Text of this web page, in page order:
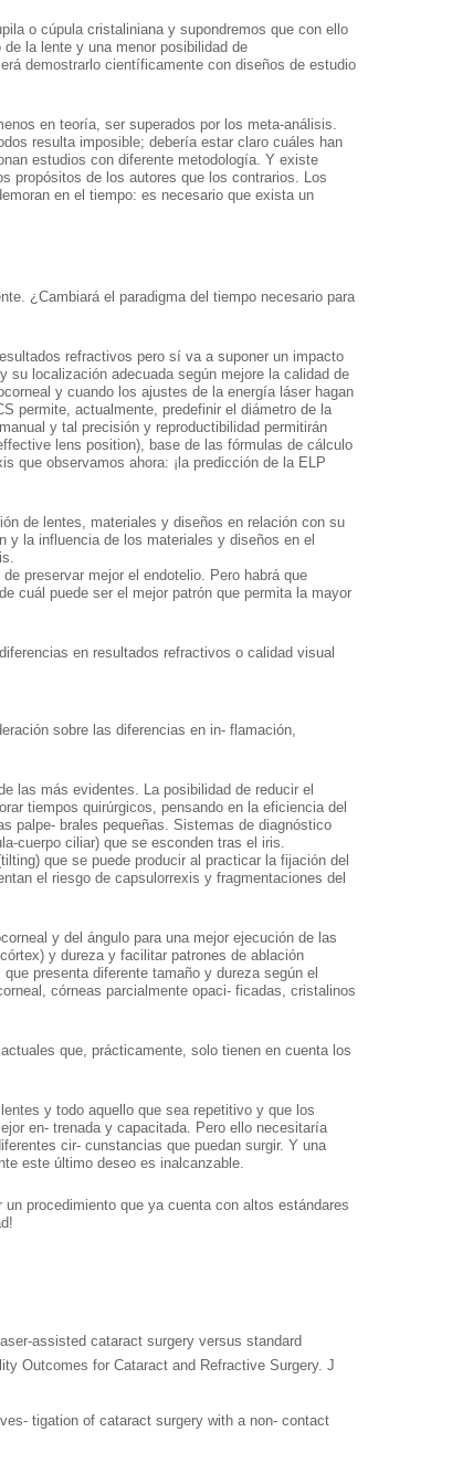
o cúpula cristaliniana y supondremos que con ello
la lente y una menor posibilidad de
demostrarlo científicamente con diseños de estudio
en teoría, ser superados por los meta-análisis.
resulta imposible; debería estar claro cuáles han
estudios con diferente metodología. Y existe
propósitos de los autores que los contrarios. Los
en el tiempo: es necesario que exista un
¿Cambiará el paradigma del tiempo necesario para
refractivos pero sí va a suponer un impacto
localización adecuada según mejore la calidad de
y cuando los ajustes de la energía láser hagan
permite, actualmente, predefinir el diámetro de la
y tal precisión y reproductibilidad permitirán
lens position), base de las fórmulas de cálculo
que observamos ahora: ¡la predicción de la ELP
de lentes, materiales y diseños en relación con su
y la influencia de los materiales y diseños en el
preservar mejor el endotelio. Pero habrá que
cuál puede ser el mejor patrón que permita la mayor
en resultados refractivos o calidad visual
sobre las diferencias en in- flamación,
las más evidentes. La posibilidad de reducir el
tiempos quirúrgicos, pensando en la eficiencia del
palpe- brales pequeñas. Sistemas de diagnóstico
cuerpo ciliar) que se esconden tras el iris.
que se puede producir al practicar la fijación del
el riesgo de capsulorrexis y fragmentaciones del
y del ángulo para una mejor ejecución de las
y dureza y facilitar patrones de ablación
presenta diferente tamaño y dureza según el
córneas parcialmente opaci- ficadas, cristalinos
que, prácticamente, solo tienen en cuenta los
y todo aquello que sea repetitivo y que los
en- trenada y capacitada. Pero ello necesitaría
cir- cunstancias que puedan surgir. Y una
este último deseo es inalcanzable.
procedimiento que ya cuenta con altos estándares
assisted cataract surgery versus standard
Outcomes for Cataract and Refractive Surgery. J
tigation of cataract surgery with a non- contact